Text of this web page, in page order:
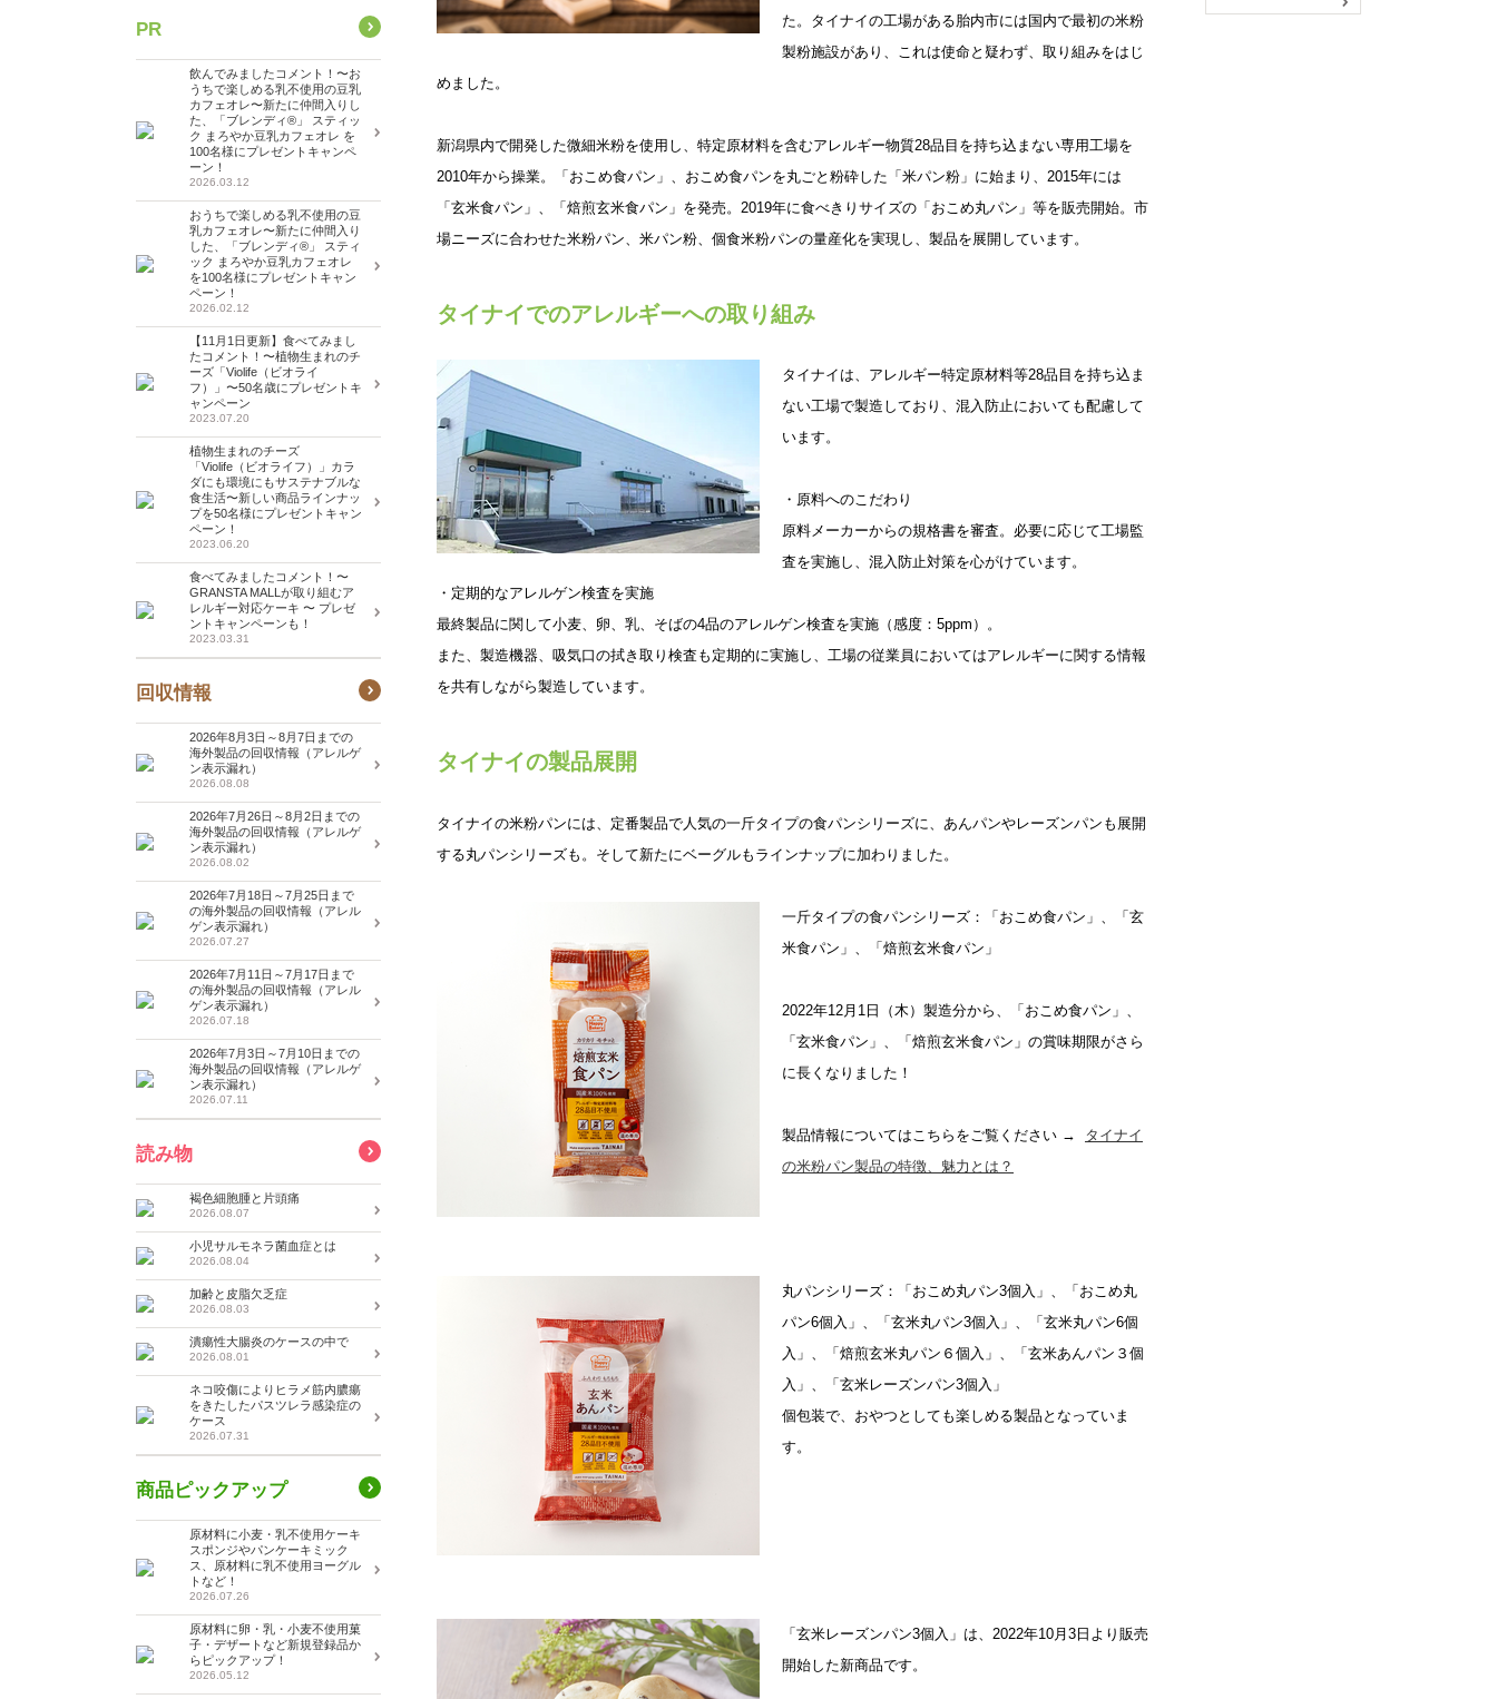
た。タイナイの工場がある胎内市には国内で最初の米粉
製粉施設があり、これは使命と疑わず、取り組みをはじ
めました。
新潟県内で開発した微細米粉を使用し、特定原材料を含むアレルギー物質28品目を持ち込まない専用工場を
2010年から操業。「おこめ食パン」、おこめ食パンを丸ごと粉砕した「米パン粉」に始まり、2015年には
「玄米食パン」、「焙煎玄米食パン」を発売。2019年に食べきりサイズの「おこめ丸パン」等を販売開始。市
場ニーズに合わせた米粉パン、米パン粉、個食米粉パンの量産化を実現し、製品を展開しています。
タイナイでのアレルギーへの取り組み
​タイナイは、アレルギー特定原材料等28品目を持ち込ま
ない工場で製造しており、混入防止においても配慮して
います。
・原料へのこだわり
原料メーカーからの規格書を審査。必要に応じて工場監
査を実施し、混入防止対策を心がけています。
・定期的なアレルゲン検査を実施
最終製品に関して小麦、卵、乳、そばの4品のアレルゲン検査を実施（感度：5ppm）。
また、製造機器、吸気口の拭き取り検査も定期的に実施し、工場の従業員においてはアレルギーに関する情報
を共有しながら製造しています。
タイナイの製品展開
タイナイの米粉パンには、定番製品で人気の一斤タイプの食パンシリーズに、あんパンやレーズンパンも展開
する丸パンシリーズも。そして新たにベーグルもラインナップに加わりました。
一斤タイプの食パンシリーズ：「おこめ食パン」、「玄
米食パン」、「焙煎玄米食パン」
2022年12月1日（木）製造分から、「おこめ食パン」、
「玄米食パン」、「焙煎玄米食パン」の賞味期限がさら
に長くなりました！
製品情報についてはこちらをご覧ください → タイナイ
の米粉パン製品の特徴、魅力とは？
丸パンシリーズ：「おこめ丸パン3個入」、「おこめ丸
パン6個入」、「玄米丸パン3個入」、「玄米丸パン6個
入」、「焙煎玄米丸パン６個入」、「玄米あんパン３個
入」、「玄米レーズンパン3個入」
個包装で、おやつとしても楽しめる製品となっていま
す。
「玄米レーズンパン3個入」は、2022年10月3日より販売
開始した新商品です。
PR
飲んでみましたコメント！〜お
うちで楽しめる乳不使用の豆乳
カフェオレ〜新たに仲間入りし
た、「ブレンディ®」 スティッ
ク まろやか豆乳カフェオレ を
100名様にプレゼントキャンペ
ーン！
2026.03.12
おうちで楽しめる乳不使用の豆
乳カフェオレ〜新たに仲間入り
した、「ブレンディ®」 スティ
ック まろやか豆乳カフェオレ
を100名様にプレゼントキャン
ペーン！
2026.02.12
【11月1日更新】食べてみまし
たコメント！〜植物生まれのチ
ーズ「Violife（ビオライ
フ）」〜50名歳にプレゼントキ
ャンペーン
2023.07.20
植物生まれのチーズ
「Violife（ビオライフ）」カラ
ダにも環境にもサステナブルな
食生活〜新しい商品ラインナッ
プを50名様にプレゼントキャン
ペーン！
2023.06.20
食べてみましたコメント！〜
GRANSTA MALLが取り組むア
レルギー対応ケーキ 〜 プレゼ
ントキャンペーンも！
2023.03.31
回収情報
2026年8月3日～8月7日までの
海外製品の回収情報（アレルゲ
ン表示漏れ）
2026.08.08
2026年7月26日～8月2日までの
海外製品の回収情報（アレルゲ
ン表示漏れ）
2026.08.02
2026年7月18日～7月25日まで
の海外製品の回収情報（アレル
ゲン表示漏れ）
2026.07.27
2026年7月11日～7月17日まで
の海外製品の回収情報（アレル
ゲン表示漏れ）
2026.07.18
2026年7月3日～7月10日までの
海外製品の回収情報（アレルゲ
ン表示漏れ）
2026.07.11
読み物
褐色細胞腫と片頭痛
2026.08.07
小児サルモネラ菌血症とは
2026.08.04
加齢と皮脂欠乏症
2026.08.03
潰瘍性大腸炎のケースの中で
2026.08.01
ネコ咬傷によりヒラメ筋内膿瘍
をきたしたパスツレラ感染症の
ケース
2026.07.31
商品ピックアップ
原材料に小麦・乳不使用ケーキ
スポンジやパンケーキミック
ス、原材料に乳不使用ヨーグル
トなど！
2026.07.26
原材料に卵・乳・小麦不使用菓
子・デザートなど新規登録品か
らピックアップ！
2026.05.12